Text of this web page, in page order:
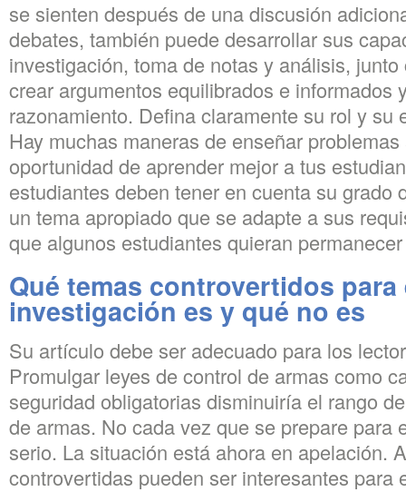
se sienten después de una discusión
debates, también puede desarrollar sus
investigación, toma de notas y análisis,
crear argumentos equilibrados e informados
razonamiento. Defina claramente su rol y su
Hay muchas maneras de enseñar
oportunidad de aprender mejor a tus
estudiantes deben tener en cuenta su grado
un tema apropiado que se adapte a sus
que algunos estudiantes quieran
Qué temas controvertidos
investigación es y qué no es
Su artículo debe ser adecuado para los
Promulgar leyes de control de armas como
seguridad obligatorias disminuiría el rango
de armas. No cada vez que se prepare para
serio. La situación está ahora en apelación.
controvertidas pueden ser interesantes para